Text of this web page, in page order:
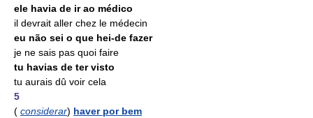
ele havia de ir ao médico
il devrait aller chez le médecin
eu não sei o que hei-de fazer
je ne sais pas quoi faire
tu havias de ter visto
tu aurais dû voir cela
5
( considerar) haver por bem